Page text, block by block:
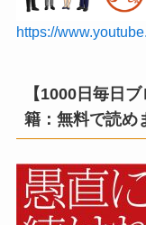
https://
【1000日毎日
籍：無料で読め